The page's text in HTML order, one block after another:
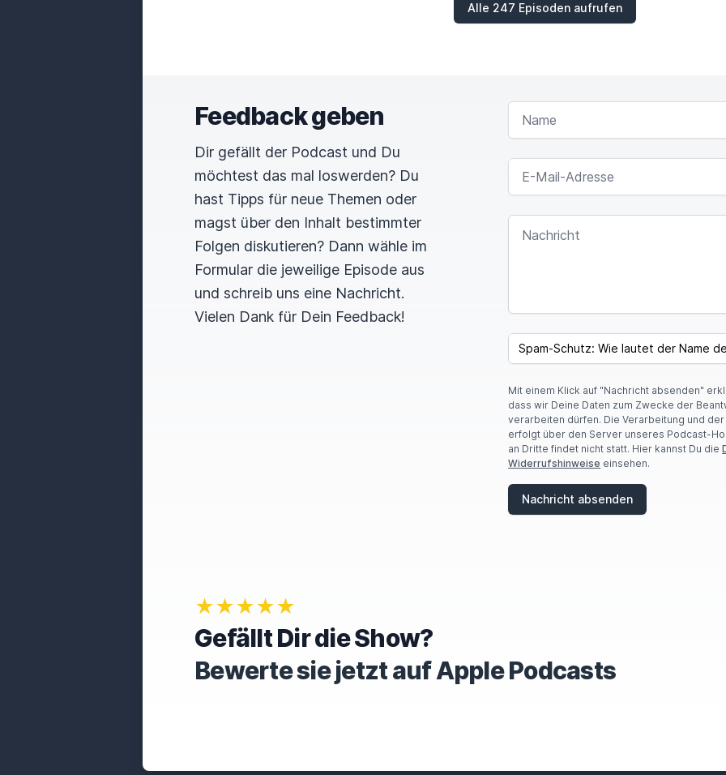
Alle 247 Episoden aufrufen
Feedback geben
Dir gefällt der Podcast und Du
möchtest das mal loswerden? Du
hast Tipps für neue Themen oder
magst über den Inhalt bestimmter
Folgen diskutieren? Dann wähle im
Formular die jeweilige Episode aus
und schreib uns eine Nachricht.
Vielen Dank für Dein Feedback!
NAME
E-MAIL-ADRESSE
NACHRICHT
SPAM CAPTCHA
Mit einem Klick auf "Nachricht absenden"
dass wir Deine Daten zum Zwecke der
verarbeiten dürfen. Die Verarbeitung und
erfolgt über den Server unseres Podcast-
an Dritte findet nicht statt. Hier kannst Du die
Widerrufshinweise einsehen.
Nachricht absenden
★★★★★
Gefällt Dir die Show?
Bewerte sie jetzt auf Apple Podcasts